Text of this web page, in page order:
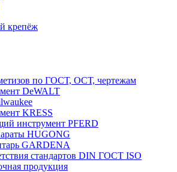
крепёж
по ГОСТ, ОСТ, чертежам
DeWALT
KRESS
инструмент PFERD
HUGONG
GARDENA
стандартов DIN ГОСТ ISO
продукция